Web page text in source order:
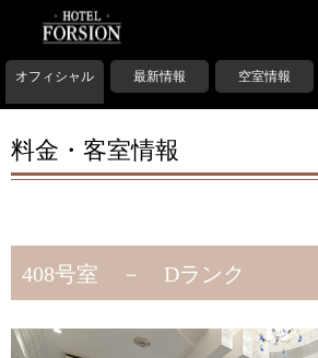
オフィシャル
HP
最新情報 空室情報
料金・客室情報
408号室 － Dランク